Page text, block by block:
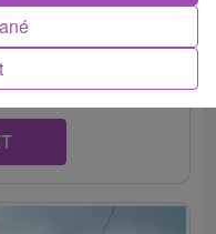
Veporských vrchov,
ubytovanie v...